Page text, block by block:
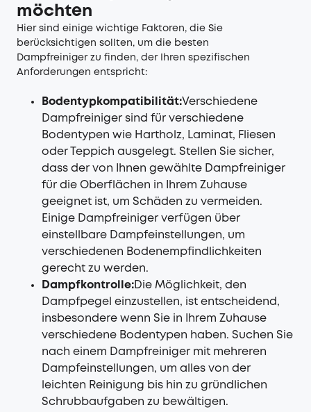
möchten
Hier sind einige wichtige Faktoren, die Sie
berücksichtigen sollten, um die besten
Dampfreiniger zu finden, der Ihren spezifischen
Anforderungen entspricht:
Bodentypkompatibilität:Verschiedene
Dampfreiniger sind für verschiedene
Bodentypen wie Hartholz, Laminat, Fliesen
oder Teppich ausgelegt. Stellen Sie sicher,
dass der von Ihnen gewählte Dampfreiniger
für die Oberflächen in Ihrem Zuhause
geeignet ist, um Schäden zu vermeiden.
Einige Dampfreiniger verfügen über
einstellbare Dampfeinstellungen, um
verschiedenen Bodenempfindlichkeiten
gerecht zu werden.
Dampfkontrolle: Die Möglichkeit, den
Dampfpegel einzustellen, ist entscheidend,
insbesondere wenn Sie in Ihrem Zuhause
verschiedene Bodentypen haben. Suchen Sie
nach einem Dampfreiniger mit mehreren
Dampfeinstellungen, um alles von der
leichten Reinigung bis hin zu gründlichen
Schrubbaufgaben zu bewältigen.